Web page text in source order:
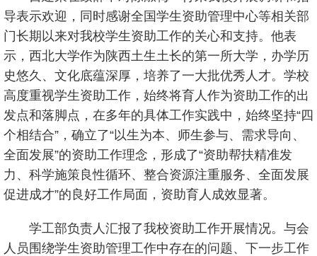
导表示欢迎，同时感谢全国学生资助管理中心等相关部
门长期以来对我校学生资助工作的关心和支持。他表
示，西北大学作为陕西土生土长的第一所大学，办学历
史悠久、文化底蕴深厚，培养了一大批优秀人才。学校
高度重视学生资助工作，始终将育人作为资助工作的出
发点和落脚点，在多年的具体工作实践中，始终坚持“四
个相结合”，确立了“以生为本、师生参与、需求导向、
全面发展”的资助工作理念，形成了“资助帮扶精准发
力、科学施策良性循环、整合资源注重服务、全面发展
促进成才”的良好工作局面，资助育人成效显著。
学工部负责人汇报了我校资助工作开展情况。与会
人员围绕学生资助管理工作中存在的问题、下一步工作